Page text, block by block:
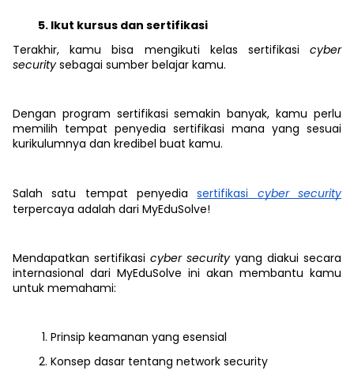
Ikut kursus dan sertifikasi
Terakhir, kamu bisa mengikuti kelas sertifikasi cyber
securitysebagai sumber belajar kamu.
Dengan program sertifikasi semakin banyak, kamu perlu
memilih tempat penyedia sertifikasi mana yang sesuai
kurikulumnya dan kredibel buat kamu.
Salah satu tempat penyediasertifikasi cyber security
terpercaya adalah dari MyEduSolve!
Mendapatkan sertifikasi cyber securityyang diakui secara
internasional dari MyEduSolve ini akan membantu kamu
untuk memahami:
Prinsip keamanan yang esensial
Konsep dasar tentang network security